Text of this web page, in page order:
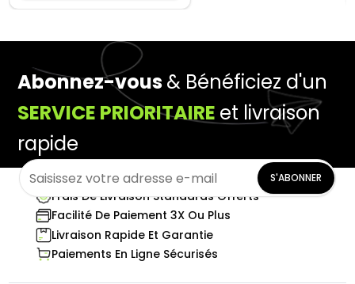
Abonnez-vous& Bénéficiez d'un
SERVICE PRIORITAIRE et livraison
rapide
S'ABONNER
Frais De Livraison Standards Offerts
Facilité De Paiement 3X Ou Plus
Livraison Rapide Et Garantie
Paiements En Ligne Sécurisés